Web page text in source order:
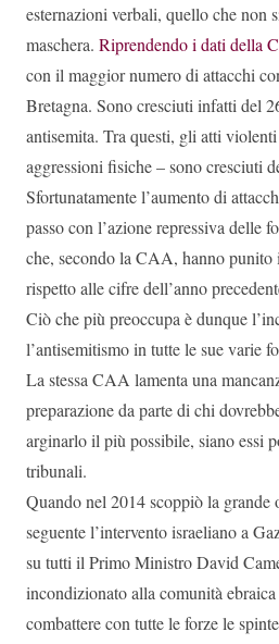
esternazioni verbali, quello che non
maschera. Riprendendo i dati della
con il maggior numero di attacchi
Bretagna. Sono cresciuti infatti del
antisemita. Tra questi, gli atti
aggressioni fisiche – sono cresciuti
Sfortunatamente l’aumento di
passo con l’azione repressiva delle
che, secondo la CAA, hanno punito
rispetto alle cifre dell’anno
Ciò che più preoccupa è dunque
l’antisemitismo in tutte le sue varie
La stessa CAA lamenta una
preparazione da parte di chi
arginarlo il più possibile, siano essi
tribunali.
Quando nel 2014 scoppiò la grande
seguente l’intervento israeliano a
su tutti il Primo Ministro David
incondizionato alla comunità
combattere con tutte le forze le